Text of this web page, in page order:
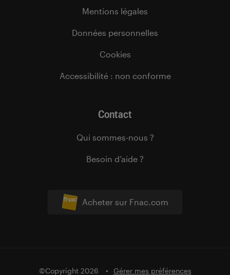
Acheter sur Fnac.com
Mentions légales
Données personnelles
Cookies
Accessibilité : non conforme
Contact
Qui sommes-nous ?
Besoin d’aide ?
©Copyright 2026 Gérer mes préférences